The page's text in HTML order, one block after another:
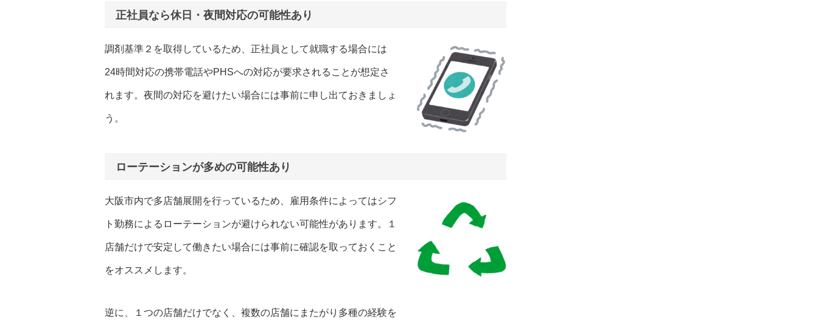
正社員なら休日・夜間対応の可能性あり
調剤基準２を取得しているため、正社員として就職する場合には
24時間対応の携帯電話やPHSへの対応が要求されることが想定さ
れます。夜間の対応を避けたい場合には事前に申し出ておきましょ
う。
ローテーションが多めの可能性あり
大阪市内で多店舗展開を行っているため、雇用条件によってはシフ
ト勤務によるローテーションが避けられない可能性があります。１
店舗だけで安定して働きたい場合には事前に確認を取っておくこと
をオススメします。
逆に、１つの店舗だけでなく、複数の店舗にまたがり多種の経験を